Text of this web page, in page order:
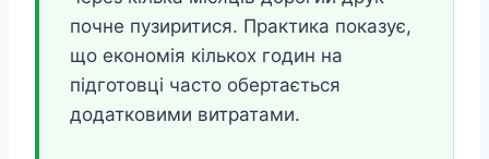
почне пузиритися. Практика показує,
що економія кількох годин на
підготовці часто обертається
додатковими витратами.